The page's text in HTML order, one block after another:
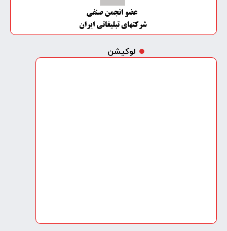
لوکیشن